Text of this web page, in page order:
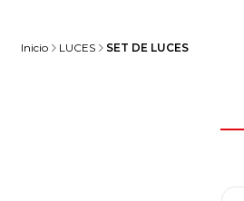
Inicio LUCES SET DE LUCES